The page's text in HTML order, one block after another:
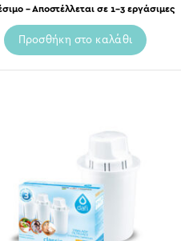
– Αποστέλλεται σε 1-3 εργάσιμες
Προσθήκη στο καλάθι